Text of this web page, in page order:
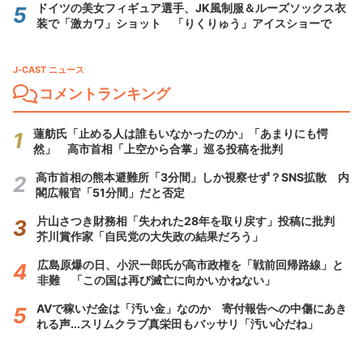
ドイツの美女フィギュア選手、JK風制服＆ルーズソックス衣
装で「激カワ」ショット 「りくりゅう」アイスショーで
J-CAST ニュース
コメントランキング
蓮舫氏「止める人は誰もいなかったのか」「あまりにも愕
然」 高市首相「上空から合掌」巡る投稿を批判
高市首相の熊本避難所「3分間」しか視察せず？SNS拡散 内
閣広報官「51分間」だと否定
片山さつき財務相「失われた28年を取り戻す」投稿に批判
芥川賞作家「自民党の大失政の結果だろう」
広島原爆の日、小沢一郎氏が高市政権を「戦前回帰路線」と
非難 「この国は再び滅亡に向かいかねない」
AVで稼いだ金は「汚い金」なのか 寄付報告への中傷にあき
れる声...スリムクラブ真栄田もバッサリ「汚い心だね」